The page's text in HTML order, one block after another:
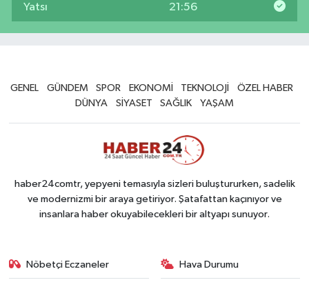
Yatsı 21:56
GENEL GÜNDEM SPOR EKONOMİ TEKNOLOJİ
ÖZEL HABER
DÜNYA
SİYASET SAĞLIK YAŞAM
haber24comtr, yepyeni temasıyla sizleri buluştururken, sadelik
ve modernizmi bir araya getiriyor. Şatafattan kaçınıyor ve
insanlara haber okuyabilecekleri bir altyapı sunuyor.
Nöbetçi Eczaneler Hava Durumu